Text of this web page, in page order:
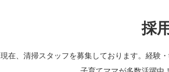
採
現在、清掃スタッフを募集しております。 経験